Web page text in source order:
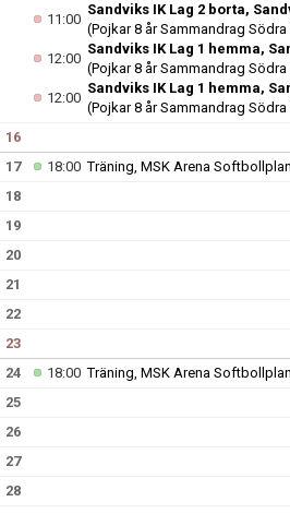
11:00
Sandviks IK Lag 2 borta,
(Pojkar 8 år Sammandrag
12:00
Sandviks IK Lag 1 hemma,
(Pojkar 8 år Sammandrag
12:00
Sandviks IK Lag 1 hemma,
(Pojkar 8 år Sammandrag
16
17 18:00Träning, MSK Arena Softbollplan
18
19
20
21
22
23
24 18:00Träning, MSK Arena Softbollplan
25
26
27
28